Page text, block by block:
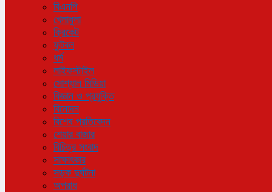
বিএনপি
খেলাধুলা
ক্রিকেট
ফুটবল
ধর্ম
লাইফস্টাইল
সোশ্যাল মিডিয়া
বিজ্ঞান ও প্রযুক্তি
বিনোদন
বিশেষ প্রতিবেদন
শেয়ার বাজার
বিচিত্র সংবাদ
সাক্ষাৎকার
সড়ক দুর্ঘটনা
অপরাধ